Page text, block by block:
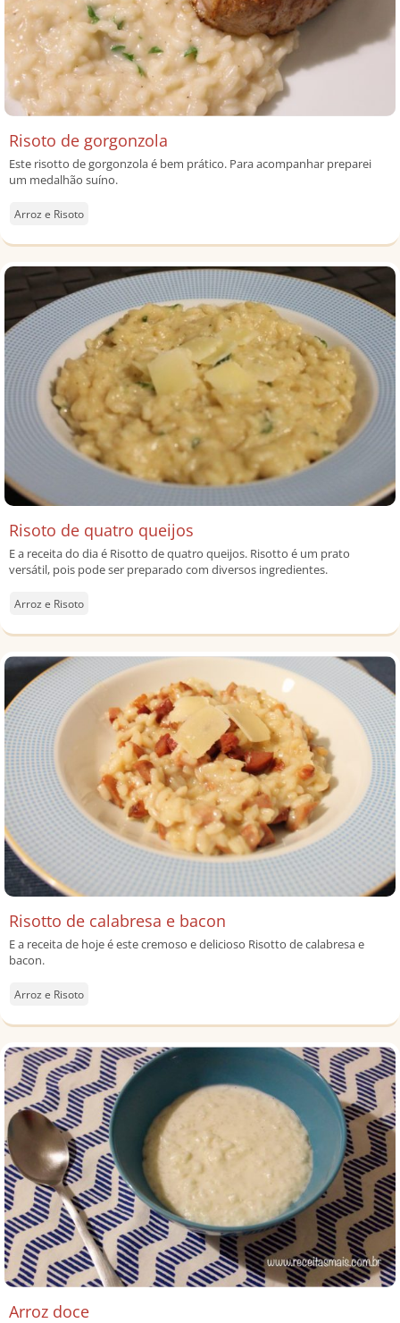
Risoto de gorgonzola
Este risotto de gorgonzola é bem prático. Para acompanhar preparei
um medalhão suíno.
Arroz e Risoto
Risoto de quatro queijos
E a receita do dia é Risotto de quatro queijos. Risotto é um prato
versátil, pois pode ser preparado com diversos ingredientes.
Arroz e Risoto
Risotto de calabresa e bacon
E a receita de hoje é este cremoso e delicioso Risotto de calabresa e
bacon.
Arroz e Risoto
Arroz doce